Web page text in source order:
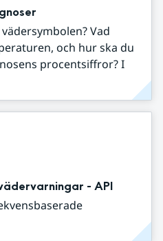
Vad
och hur ska du
procentsiffror? I
- API